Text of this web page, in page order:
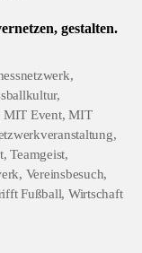
gestalten.
,
,
MIT Event,MIT
,
,Teamgeist,
, Vereinsbesuch,
Fußball, Wirtschaft